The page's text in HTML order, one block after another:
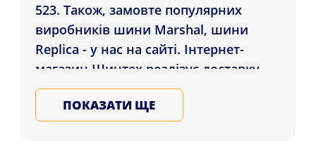
523. Також, замовте популярних
виробників шини Marshal, шини
Replica - у нас на сайті. Інтернет-
магазин Шинтех реалізує доставку
Шини Nokian Hakkapeliitta 10p 245/50
R18 100T (шип) клієнтам регіонів:
ПОКАЗАТИ ЩЕ